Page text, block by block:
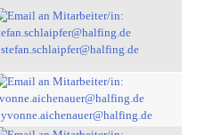
stefan.schlaipfer@halfing.de
yvonne.aichenauer@halfing.de